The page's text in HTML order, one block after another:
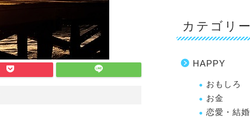
カテゴリー
HAPPY
おもしろ
お金
恋愛・結婚